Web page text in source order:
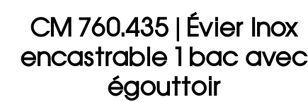
CM 760.435 | Évier Inox
encastrable 1 bac avec
égouttoir